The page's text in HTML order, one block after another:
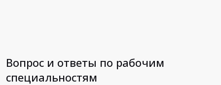
Вопрос и ответы по рабочим
специальностям